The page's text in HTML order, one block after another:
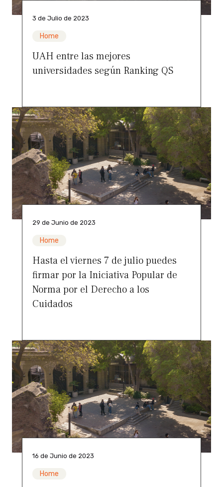
3 de Julio de 2023
Home
UAH entre las mejores
universidades según Ranking QS
29 de Junio de 2023
Home
Hasta el viernes 7 de julio puedes
firmar por la Iniciativa Popular de
Norma por el Derecho a los
Cuidados
16 de Junio de 2023
Home